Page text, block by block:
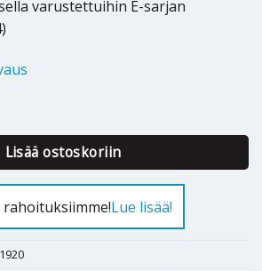
varustettuihin E-sarjan
CTS600 (pohja-anodi) määrä
Lisää ostoskoriin
Lue lisää!